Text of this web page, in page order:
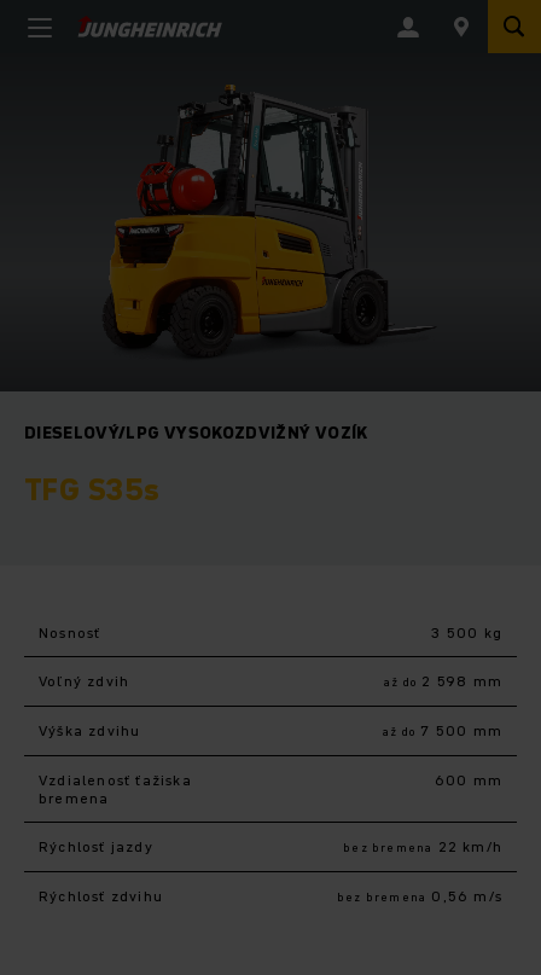
DIESELOVÝ/LPG VYSOKOZDVIŽNÝ VOZÍK
TFG S35s
Nosnosť 3 500 kg
Voľný zdvih až do 2 598 mm
Výška zdvihu až do 7 500 mm
Vzdialenosť ťažiska
bremena
600 mm
Rýchlosť jazdy bez bremena 22 km/h
Rýchlosť zdvihu bez bremena 0,56 m/s